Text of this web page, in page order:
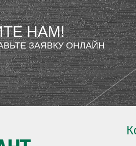
НАМ!
ЗАЯВКУ ОНЛАЙН